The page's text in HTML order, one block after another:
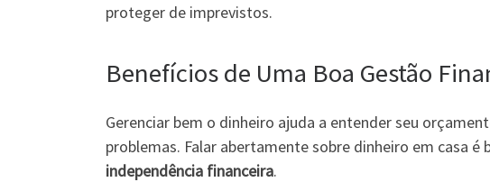
proteger de imprevistos.
Benefícios de Uma Boa Gestão
Gerenciar bem o dinheiro ajuda a entender seu
problemas. Falar abertamente sobre dinheiro em casa
independência financeira.